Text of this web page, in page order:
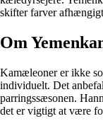
skifter farver
Om
Kamæleoner er ikke
individuelt. Det
parringssæsonen.
det er vigtigt at være